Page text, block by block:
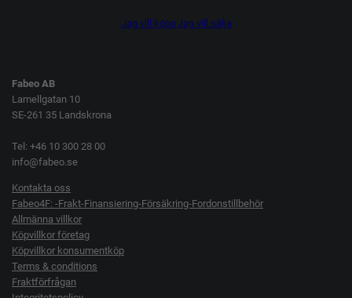
Jag vill köpa Jag vill sälja
Fabeo AB
Lamellgatan 10
SE-261 35 Landskrona
Tel: +46 10 300 28 00
info@fabeo.se
Kontakta oss
Fabeo4F: -Frakt-Finansiering-Försäkring-Fordonstillbehör
Allmänna villkor
Köpvillkor företag
Köpvillkor konsumentköp
Terms & conditions
Fraktförfrågan